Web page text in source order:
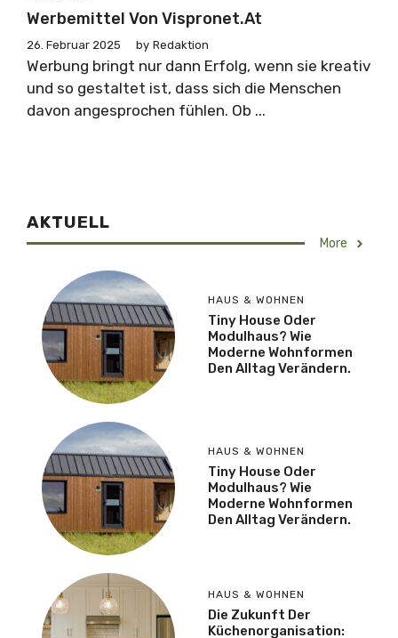
Werbemittel Von Vispronet.at
26. Februar 2025 by Redaktion
Werbung bringt nur dann Erfolg, wenn sie kreativ
und so gestaltet ist, dass sich die Menschen
davon angesprochen fühlen. Ob ...
AKTUELL
More
HAUS & WOHNEN
Tiny House Oder
Modulhaus? Wie
Moderne Wohnformen
Den Alltag Verändern.
HAUS & WOHNEN
Tiny House Oder
Modulhaus? Wie
Moderne Wohnformen
Den Alltag Verändern.
HAUS & WOHNEN
Die Zukunft Der
Küchenorganisation: